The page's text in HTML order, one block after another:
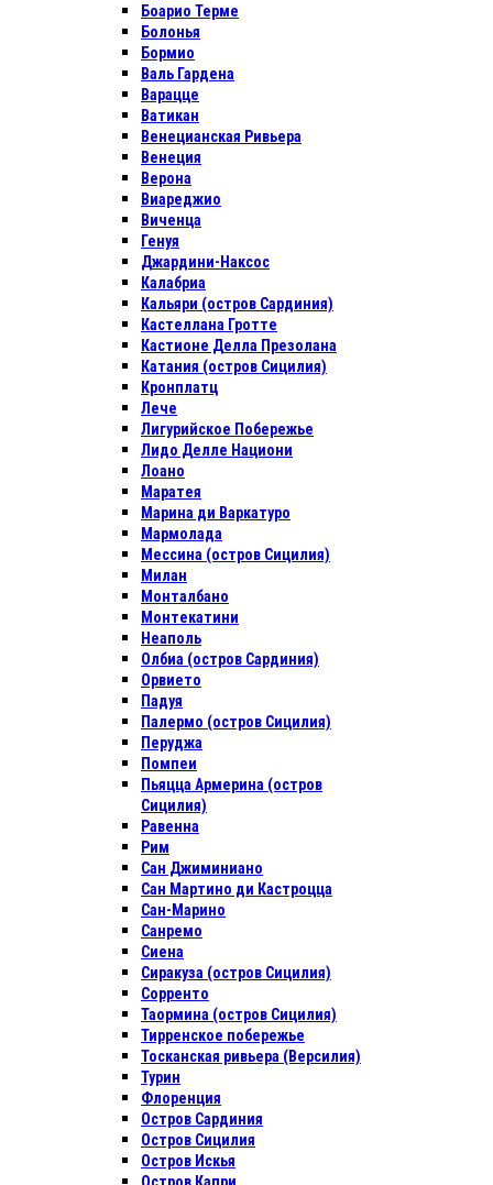
Боарио Терме
Болонья
Бормио
Валь Гардена
Варацце
Ватикан
Венецианская Ривьера
Венеция
Верона
Виареджио
Виченца
Генуя
Джардини-Наксос
Калабриа
Кальяри (остров Сардиния)
Кастеллана Гротте
Кастионе Делла Презолана
Катания (остров Сицилия)
Кронплатц
Лече
Лигурийское Побережье
Лидо Делле Национи
Лоано
Маратея
Марина ди Варкатуро
Мармолада
Мессина (остров Сицилия)
Милан
Монталбано
Монтекатини
Неаполь
Олбиа (остров Сардиния)
Орвието
Падуя
Палермо (остров Сицилия)
Перуджа
Помпеи
Пьяцца Армерина (остров
Сицилия)
Равенна
Рим
Сан Джиминиано
Сан Мартино ди Кастроцца
Сан-Марино
Санремо
Сиена
Сиракуза (остров Сицилия)
Сорренто
Таормина (остров Сицилия)
Тирренское побережье
Тосканская ривьера (Версилия)
Турин
Флоренция
Остров Сардиния
Остров Сицилия
Остров Искья